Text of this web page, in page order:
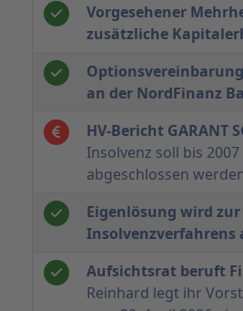
Vorgesehener
zusätzliche
an der NordFinanz
HV-Bericht GARANT
Insolvenz soll bis
abgeschlossen
Eigenlösung wird
Insolvenzverfahrens
Aufsichtsrat beruft
Reinhard legt ihr